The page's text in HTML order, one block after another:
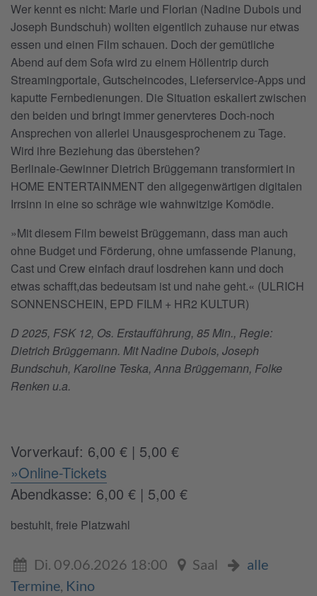
Wer kennt es nicht: Marie und Florian (Nadine Dubois und
Joseph Bundschuh) wollten eigentlich zuhause nur etwas
essen und einen Film schauen. Doch der gemütliche
Abend auf dem Sofa wird zu einem Höllentrip durch
Streamingportale, Gutscheincodes, Lieferservice-Apps und
kaputte Fernbedienungen. Die Situation eskaliert zwischen
den beiden und bringt immer genervteres Doch-noch
Ansprechen von allerlei Unausgesprochenem zu Tage.
Wird ihre Beziehung das überstehen?
Berlinale-Gewinner Dietrich Brüggemann transformiert in
HOME ENTERTAINMENT den allgegenwärtigen digitalen
Irrsinn in eine so schräge wie wahnwitzige Komödie.
»Mit diesem Film beweist Brüggemann, dass man auch
ohne Budget und Förderung, ohne umfassende Planung,
Cast und Crew einfach drauf losdrehen kann und doch
etwas schafft,das bedeutsam ist und nahe geht.« (ULRICH
SONNENSCHEIN, EPD FILM + HR2 KULTUR)
D 2025, FSK 12, Os. Erstaufführung, 85 Min., Regie:
Dietrich Brüggemann. Mit Nadine Dubois, Joseph
Bundschuh, Karoline Teska, Anna Brüggemann, Folke
Renken u.a.
Vorverkauf: 6,00 € | 5,00 €
»Online-Tickets
Abendkasse: 6,00 € | 5,00 €
bestuhlt, freie Platzwahl
Di. 09.06.2026 18:00 Saal
alle
Termine, Kino